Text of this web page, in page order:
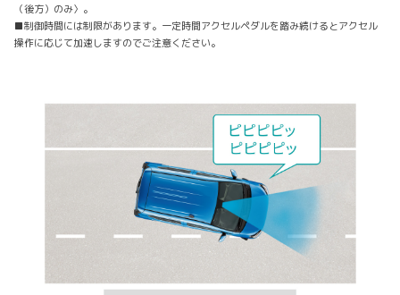
（後方）のみ〉。
■制御時間には制限があります。一定時間アクセルペダルを踏み続けるとアクセル
操作に応じて加速しますのでご注意ください。